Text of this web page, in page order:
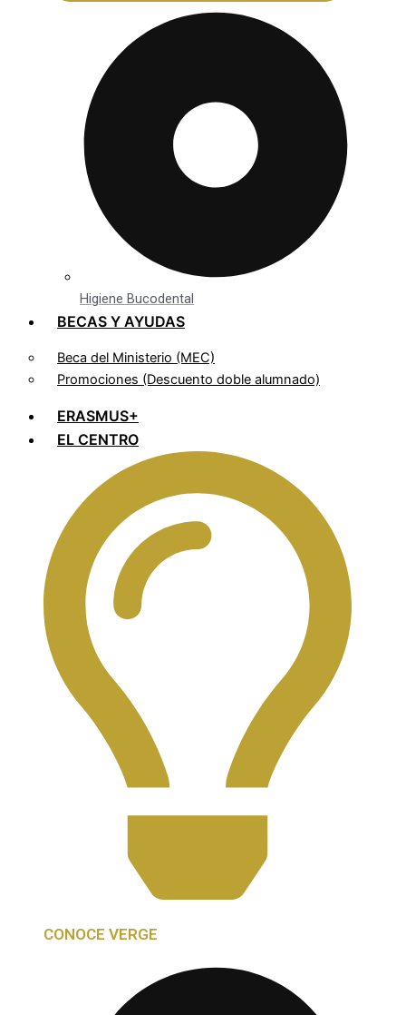
Higiene Bucodental
BECAS Y AYUDAS
Beca del Ministerio (MEC)
Promociones (Descuento doble alumnado)
ERASMUS+
EL CENTRO
CONOCE VERGE